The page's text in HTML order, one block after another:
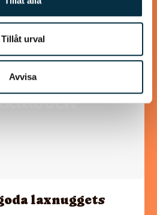
Tillåt urval
Avvisa
laxnuggets